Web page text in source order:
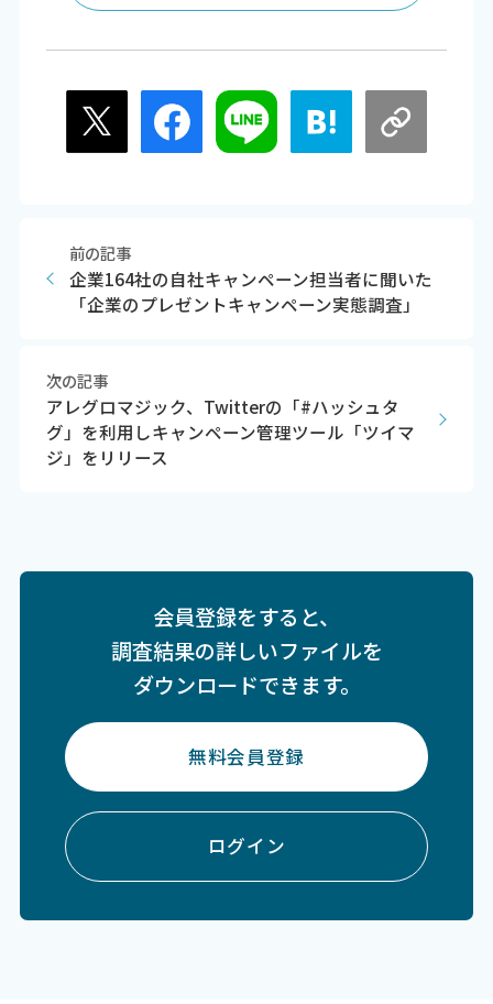
前の記事
企業164社の自社キャンペーン担当者に聞いた
「企業のプレゼントキャンペーン実態調査」
次の記事
アレグロマジック、Twitterの「#ハッシュタ
グ」を利用しキャンペーン管理ツール「ツイマ
ジ」をリリース
会員登録をすると、
調査結果の詳しいファイルを
ダウンロードできます。
無料会員登録
ログイン